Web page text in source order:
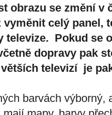
obrazu se změní v
vyměnit celý panel,
televize. Pokud se
dopravy pak
televizí je
barvách výborný,